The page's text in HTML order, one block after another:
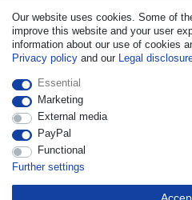
Our website uses cookies. Some of
improve this website and your user
information about our use of cookies
Privacy policy and our Legal
Essential
Marketing
External media
PayPal
Functional
Further settings
Withdraw from